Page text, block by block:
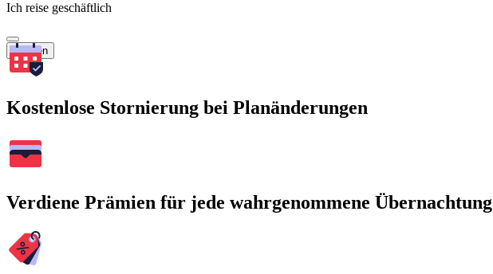
Ich reise geschäftlich
Suchen
Kostenlose Stornierung bei Planänderungen
Verdiene Prämien für jede wahrgenommene Übernachtung